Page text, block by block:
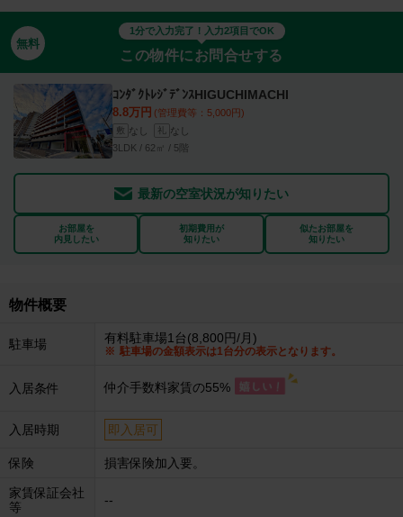
無料
1分で入力完了！入力2項目でOK
この物件にお問合せする
ｺﾝﾀﾞｸﾄﾚｼﾞﾃﾞﾝｽHIGUCHIMACHI
8.8万円 (管理費等：5,000円)
敷 なし 礼 なし
3LDK / 62㎡ / 5階
最新の空室状況が知りたい
お部屋を
内見したい
初期費用が
知りたい
似たお部屋を
知りたい
物件概要
駐車場 有料駐車場1台(8,800円/月)
駐車場の金額表示は1台分の表示となります。
入居条件 仲介手数料家賃の55%
入居時期 即入居可
保険 損害保険加入要。
家賃保証会社
等
--